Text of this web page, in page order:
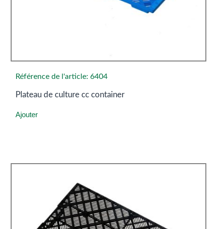
Référence de l'article: 6404
Plateau de culture cc container
Ajouter